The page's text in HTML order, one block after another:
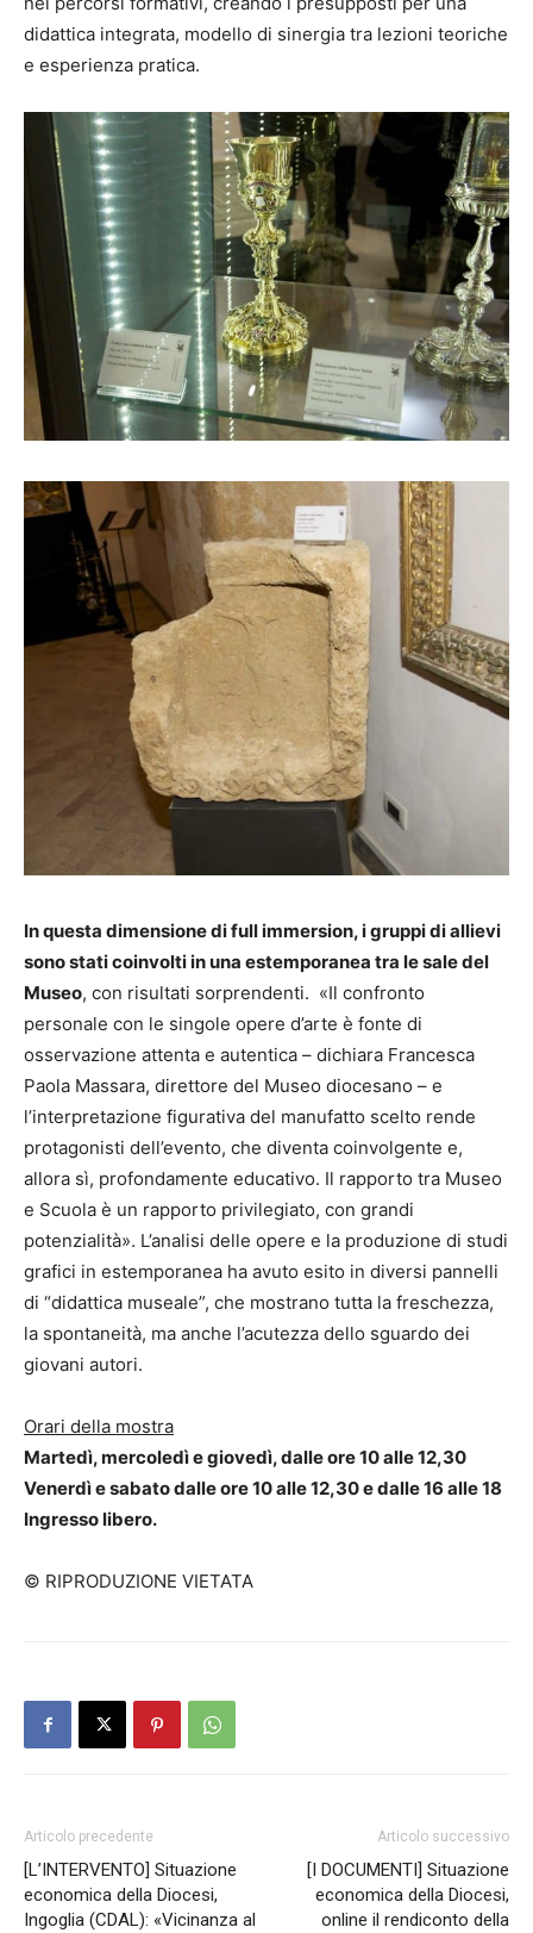
didattica integrata, modello di sinergia tra lezioni teoriche
e esperienza pratica.
In questa dimensione di full immersion, i gruppi di allievi
sono stati coinvolti in una estemporanea tra le sale del
Museo, con risultati sorprendenti. «Il confronto
personale con le singole opere d’arte è fonte di
osservazione attenta e autentica – dichiara Francesca
Paola Massara, direttore del Museo diocesano – e
l’interpretazione figurativa del manufatto scelto rende
protagonisti dell’evento, che diventa coinvolgente e,
allora sì, profondamente educativo. Il rapporto tra Museo
e Scuola è un rapporto privilegiato, con grandi
potenzialità». L’analisi delle opere e la produzione di studi
grafici in estemporanea ha avuto esito in diversi pannelli
di “didattica museale”, che mostrano tutta la freschezza,
la spontaneità, ma anche l’acutezza dello sguardo dei
giovani autori.
Orari della mostra
Martedì, mercoledì e giovedì, dalle ore 10 alle 12,30
Venerdì e sabato dalle ore 10 alle 12,30 e dalle 16 alle 18
Ingresso libero.
© RIPRODUZIONE VIETATA
Articolo precedente
[L’INTERVENTO] Situazione
economica della Diocesi,
Ingoglia (CDAL): «Vicinanza al
Articolo successivo
[I DOCUMENTI] Situazione
economica della Diocesi,
online il rendiconto della